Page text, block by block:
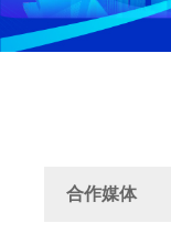
合作媒体